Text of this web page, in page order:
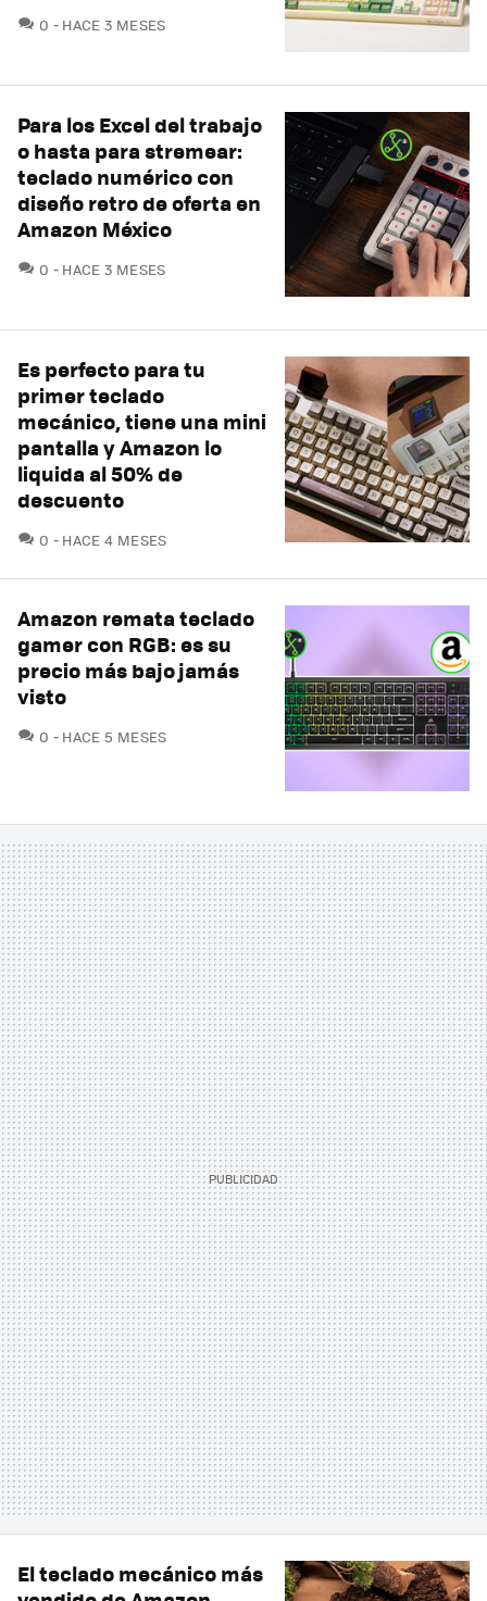
0 COMENTARIOS
HACE 3 MESES
Para los Excel del trabajo
o hasta para stremear:
teclado numérico con
diseño retro de oferta en
Amazon México
0 COMENTARIOS
HACE 3 MESES
Es perfecto para tu
primer teclado
mecánico, tiene una mini
pantalla y Amazon lo
liquida al 50% de
descuento
0 COMENTARIOS
HACE 4 MESES
Amazon remata teclado
gamer con RGB: es su
precio más bajo jamás
visto
0 COMENTARIOS
HACE 5 MESES
El teclado mecánico más